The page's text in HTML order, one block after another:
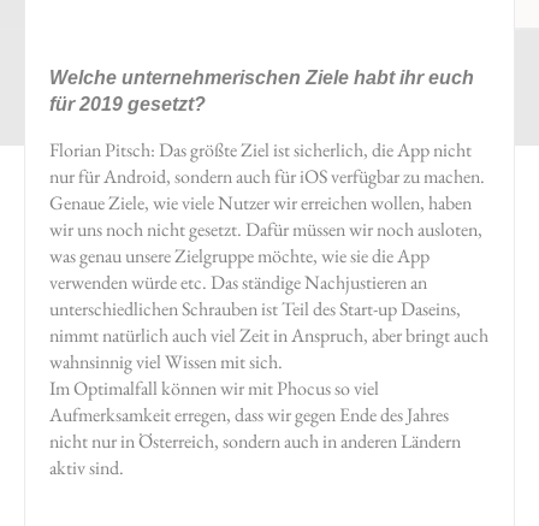
Welche unternehmerischen Ziele habt ihr euch
für 2019 gesetzt?
Florian Pitsch: Das größte Ziel ist sicherlich, die App nicht
nur für Android, sondern auch für iOS verfügbar zu machen.
Genaue Ziele, wie viele Nutzer wir erreichen wollen, haben
wir uns noch nicht gesetzt. Dafür müssen wir noch ausloten,
was genau unsere Zielgruppe möchte, wie sie die App
verwenden würde etc. Das ständige Nachjustieren an
unterschiedlichen Schrauben ist Teil des Start-up Daseins,
nimmt natürlich auch viel Zeit in Anspruch, aber bringt auch
wahnsinnig viel Wissen mit sich.
Im Optimalfall können wir mit Phocus so viel
Aufmerksamkeit erregen, dass wir gegen Ende des Jahres
nicht nur in Österreich, sondern auch in anderen Ländern
aktiv sind.